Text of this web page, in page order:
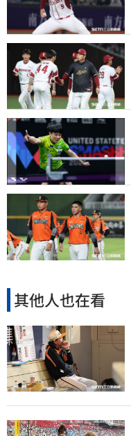
其他人也在看